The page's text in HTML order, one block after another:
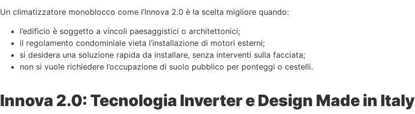
Un climatizzatore monoblocco come l’Innova 2.0 è la scelta migliore quando:
l’edificio è soggetto a vincoli paesaggistici o architettonici;
il regolamento condominiale vieta l’installazione di motori esterni;
si desidera una soluzione rapida da installare, senza interventi sulla facciata;
non si vuole richiedere l’occupazione di suolo pubblico per ponteggi o cestelli.
Innova 2.0: Tecnologia Inverter e Design Made in Italy